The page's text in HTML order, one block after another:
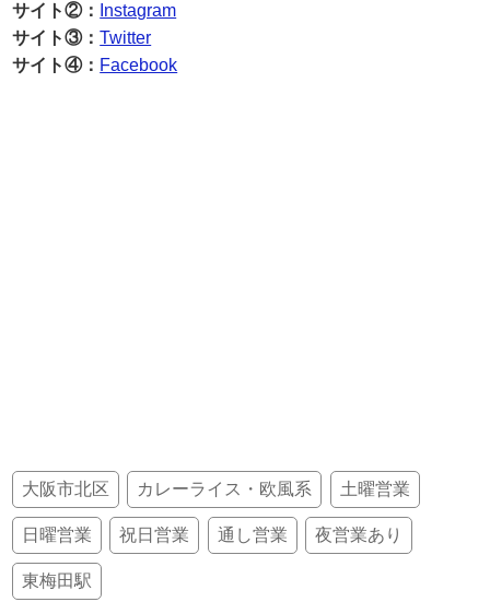
サイト②：
Instagram
サイト③：Twitter
サイト④： Facebook
大阪市北区 カレーライス・欧風系 土曜営業
日曜営業 祝日営業 通し営業 夜営業あり
東梅田駅